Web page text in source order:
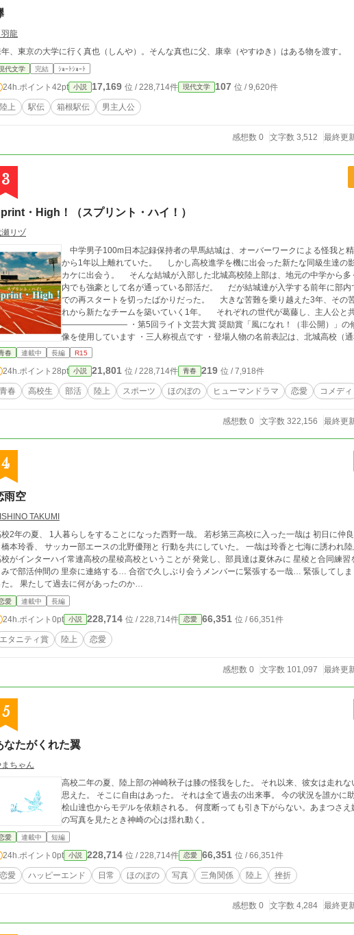
龍
、東京の大学に行く真也（しんや）。そんな真也に父、康幸（やすゆき）はある物を渡す。
代文学 完結 ｼｮｰﾄｼｮｰﾄ
24h.ポイント 42pt 小説 17,169 位 / 228,714件 現代文学 107 位 / 9,620件
陸上 駅伝 箱根駅伝 男主人公
感想数 0 文字数 3,512 最終更
3
・High！（スプリント・ハイ！）
リヅ
中学男子100m日本記録保持者の早馬結城は、オーバーワークによる怪我と
から1年以上離れていた。 しかし高校進学を機に出会った新たな同級生達の
カケに出会う。 そんな結城が入部した北城高校陸上部は、地元の中学から多くの優秀な選手が入って来る為、県
内でも強豪として名が通っている部活だ。 だが結城達が入学する前年に部内
での再スタートを切ったばかりだった。 大きな苦難を乗り越えた3年、その苦難に押しつぶされた2年。そしてこ
れから新たなチームを築いていく1年。 それぞれの世代が葛藤し、主人公と共
———————— ・第5回ライト文芸大賞 奨励賞「風になれ！（非公開）」の修
像を使用しています ・三人称視点です ・登場人物の名前表記は、北城高校（通称:キタ高）の陸上部員が”名前”、そ
れ以外の人物は”苗字”で表記しています。（一部例外あり） ・感想、評価、誤字脱字報告お待ちしております。分
ます ・第83走と、第106走以降は「風になれ！」では書いていない新ストーリーです。なお第108走以降は不定期
更新になります
春 連載中 長編 R15
24h.ポイント 28pt 小説 21,801 位 / 228,714件 青春 219 位 / 7,918件
青春 高校生 部活 陸上 スポーツ ほのぼの ヒューマンドラマ 恋愛 コメディ
感想数 0 文字数 322,156 最終更
4
雨空
TAKUMI
2年の夏、 1人暮らしをすることになった西野一哉。 若杉第三高校に入った一哉は 初日に仲
本玲香、 サッカー部エースの北野優翔と 行動を共にしていた。 一哉は玲香と七海に誘われ
がインターハイ常連高校の星稜高校ということが 発覚し、部員達は夏休みに 星稜と合同練
みで部活仲間の 里奈に連絡する… 合宿で久しぶり会うメンバーに緊張する一哉… 緊張してし
た。 果たして過去に何があったのか…
愛 連載中 長編
24h.ポイント 0pt 小説 228,714 位 / 228,714件 恋愛 66,351 位 / 66,351件
エタニティ賞 陸上 恋愛
感想数 0 文字数 101,097 最終更
5
なたがくれた翼
ちゃん
高校二年の夏、陸上部の神崎秋子は膝の怪我をした。 それ以来、彼女は走れ
思えた。 そこに自由はあった。 それは全て過去の出来事。 今の状況を誰かに
桧山達也からモデルを依頼される。 何度断っても引き下がらない。あまつさ
の写真を見たとき神崎の心は揺れ動く。
愛 連載中 短編
24h.ポイント 0pt 小説 228,714 位 / 228,714件 恋愛 66,351 位 / 66,351件
恋愛 ハッピーエンド 日常 ほのぼの 写真 三角関係 陸上 挫折
感想数 0 文字数 4,284 最終更